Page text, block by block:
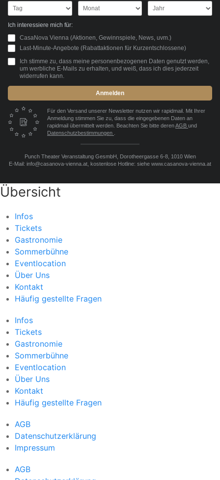
Ich interessiere mich für:
CasaNova Vienna (Aktionen, Gewinnspiele, News, uvm.)
Last-Minute-Angebote (Rabattaktionen für Kurzentschlossene)
Ich stimme zu, dass meine personenbezogenen Daten genutzt werden,
um werbliche E-Mails zu erhalten, und weiß, dass ich dies jederzeit
widerrufen kann.
Anmelden
Für den Versand unserer Newsletter nutzen wir rapidmail. Mit Ihrer
Anmeldung stimmen Sie zu, dass die eingegebenen Daten an
rapidmail übermittelt werden. Beachten Sie bitte derenAGB und
Datenschutzbestimmungen
Punch Theater Veranstaltung GesmbH, Dorotheergasse 6-8, 1010 Wien
E-Mail: info@casanova-vienna.at, kostenlose Hotline: siehe www.casanova-vienna.at
Übersicht
Infos
Tickets
Gastronomie
Sommerbühne
Eventlocation
Über Uns
Kontakt
Häufig gestellte Fragen
Infos
Tickets
Gastronomie
Sommerbühne
Eventlocation
Über Uns
Kontakt
Häufig gestellte Fragen
AGB
Datenschutzerklärung
Impressum
AGB